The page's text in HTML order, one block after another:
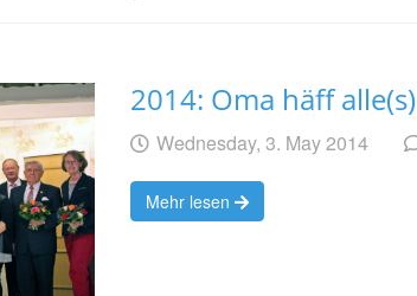
2014: Oma häff
Geschrieben
am Wednesday, 3. May 2014
Mehr lesen